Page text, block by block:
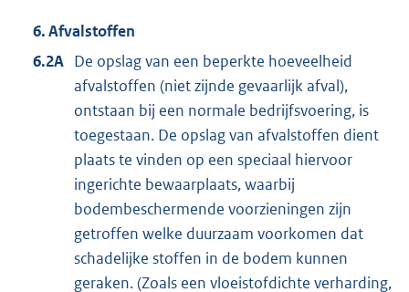
6. Afvalstoffen
6.2A De opslag van een beperkte hoeveelheid
afvalstoffen (niet zijnde gevaarlijk afval),
ontstaan bij een normale bedrijfsvoering, is
toegestaan. De opslag van afvalstoffen dient
plaats te vinden op een speciaal hiervoor
ingerichte bewaarplaats, waarbij
bodembeschermende voorzieningen zijn
getroffen welke duurzaam voorkomen dat
schadelijke stoffen in de bodem kunnen
geraken. (Zoals een vloeistofdichte verharding,